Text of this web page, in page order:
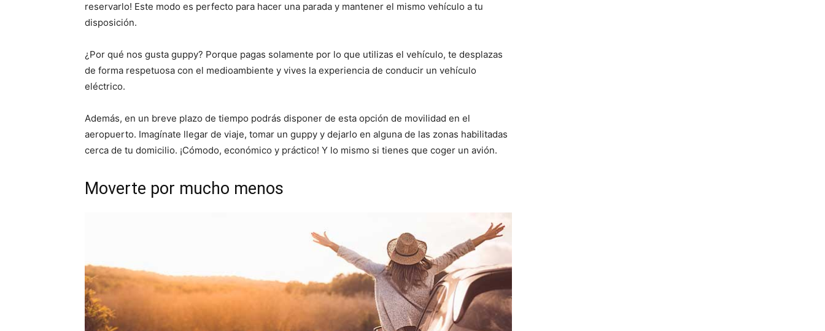
reservarlo! Este modo es perfecto para hacer una parada y mantener el mismo vehículo a tu
disposición.
¿Por qué nos gusta guppy? Porque pagas solamente por lo que utilizas el vehículo, te desplazas
de forma respetuosa con el medioambiente y vives la experiencia de conducir un vehículo
eléctrico.
Además, en un breve plazo de tiempo podrás disponer de esta opción de movilidad en el
aeropuerto. Imagínate llegar de viaje, tomar un guppy y dejarlo en alguna de las zonas habilitadas
cerca de tu domicilio. ¡Cómodo, económico y práctico! Y lo mismo si tienes que coger un avión.
Moverte por mucho menos